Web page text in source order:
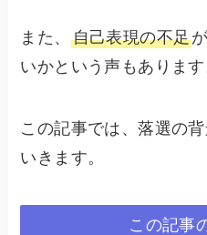
また、 自己表現の不足
いかという声もあります
この記事では、落選の
いきます。
この記事